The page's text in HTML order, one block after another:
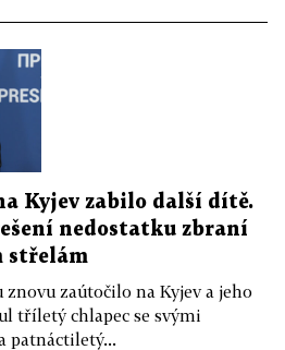
Kyjev zabilo další dítě.
nedostatku zbraní
střelám
znovu zaútočilo na Kyjev a jeho
tříletý chlapec se svými
patnáctiletý...